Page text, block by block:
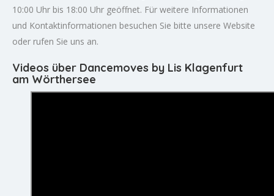
10:00 Uhr bis 18:00 Uhr geöffnet. Für weitere Informationen
und Kontaktinformationen besuchen Sie bitte unsere Website
oder rufen Sie uns an.
Videos über Dancemoves by Lis Klagenfurt
am Wörthersee